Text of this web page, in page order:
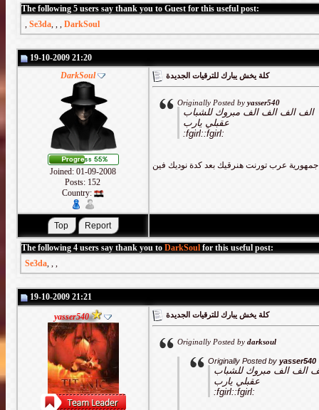
The following 5 users say thank you to Guest for this useful post:
, Se3da, , , DarkSoul
19-10-2009 21:20
DarkSoul
Joined: 01-09-2008
Posts: 152
Country:
كلة يخش يبارك للترقيات الجديدة
Originally Posted by yasser540
الف الف الف الف مبروك للشباب
عقبلي يارب
:fgirl::fgirl:
جمهورية عرب تورنت هنرقيك بعد كدة نوديك فين
The following 4 users say thank you to DarkSoul for this useful post:
Se3da, , ,
19-10-2009 21:21
yasser540
كلة يخش يبارك للترقيات الجديدة
Originally Posted by darksoul
Originally Posted by yasser540
الف الف مبروك للشباب
عقبلي يارب
:fgirl::fgirl: